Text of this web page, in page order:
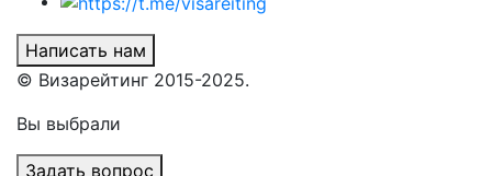
Написать нам
© Визарейтинг 2015-2025.
Вы выбрали
Задать вопрос